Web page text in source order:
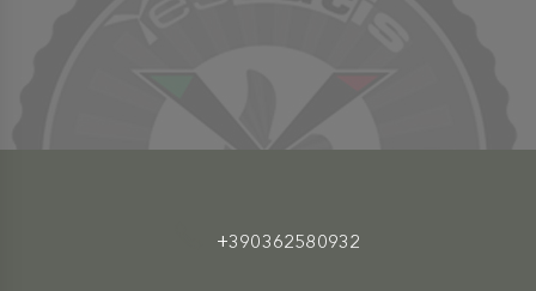
+390362580932